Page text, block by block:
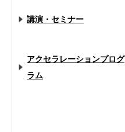
講演・セミナー
アクセラレーションプログ
ラム